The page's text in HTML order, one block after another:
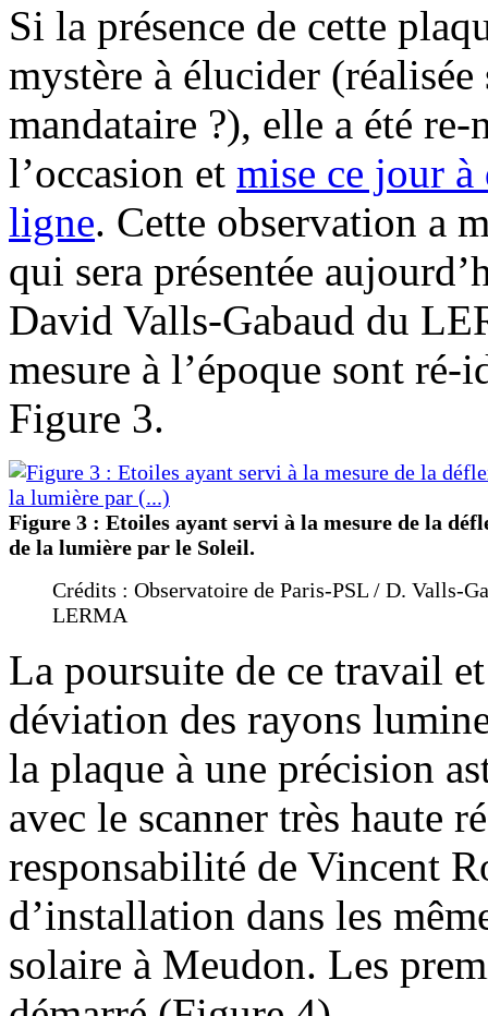
Si la présence de cette
mystère à élucider
mandataire ?), elle a été
l’occasion et mise ce jour
ligne. Cette observation a
qui sera présentée
David Valls-Gabaud du
mesure à l’époque sont
Figure 3.
Figure 3 : Etoiles ayant servi à la mesure de la
de la lumière par le Soleil.
Crédits : Observatoire de Paris-PSL / D. Valls-
LERMA
La poursuite de ce travail
déviation des rayons
la plaque à une précision
avec le scanner très haute
responsabilité de Vincent
d’installation dans les
solaire à Meudon. Les